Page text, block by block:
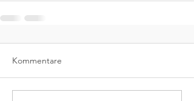
Kommentare